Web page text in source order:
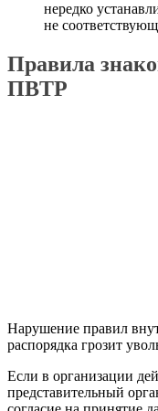
нередко
не
Правила
ПВТР
Нарушение правил
распорядка грозит
Если в организации
представительный